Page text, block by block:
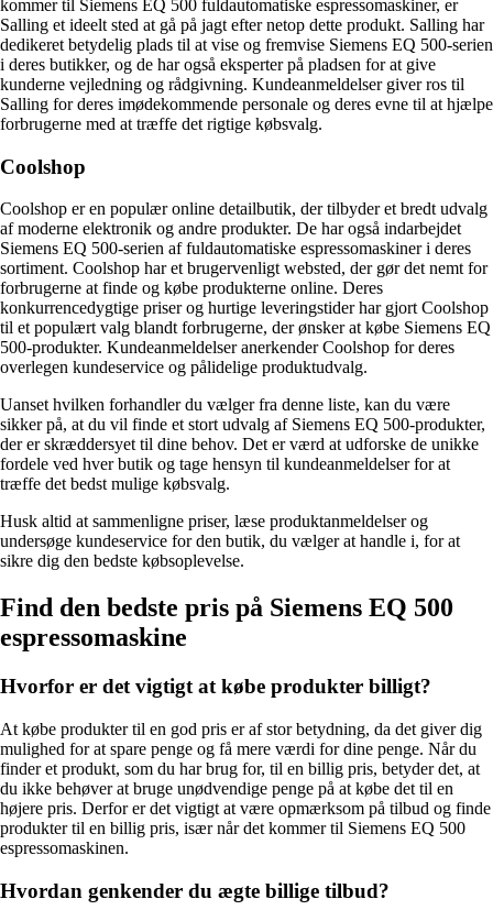
kommer til Siemens EQ 500 fuldautomatiske espressomaskiner, er
Salling et ideelt sted at gå på jagt efter netop dette produkt. Salling har
dedikeret betydelig plads til at vise og fremvise Siemens EQ 500-serien
i deres butikker, og de har også eksperter på pladsen for at give
kunderne vejledning og rådgivning. Kundeanmeldelser giver ros til
Salling for deres imødekommende personale og deres evne til at hjælpe
forbrugerne med at træffe det rigtige købsvalg.
Coolshop
Coolshop er en populær online detailbutik, der tilbyder et bredt udvalg
af moderne elektronik og andre produkter. De har også indarbejdet
Siemens EQ 500-serien af fuldautomatiske espressomaskiner i deres
sortiment. Coolshop har et brugervenligt websted, der gør det nemt for
forbrugerne at finde og købe produkterne online. Deres
konkurrencedygtige priser og hurtige leveringstider har gjort Coolshop
til et populært valg blandt forbrugerne, der ønsker at købe Siemens EQ
500-produkter. Kundeanmeldelser anerkender Coolshop for deres
overlegen kundeservice og pålidelige produktudvalg.
Uanset hvilken forhandler du vælger fra denne liste, kan du være
sikker på, at du vil finde et stort udvalg af Siemens EQ 500-produkter,
der er skræddersyet til dine behov. Det er værd at udforske de unikke
fordele ved hver butik og tage hensyn til kundeanmeldelser for at
træffe det bedst mulige købsvalg.
Husk altid at sammenligne priser, læse produktanmeldelser og
undersøge kundeservice for den butik, du vælger at handle i, for at
sikre dig den bedste købsoplevelse.
Find den bedste pris på Siemens EQ 500
espressomaskine
Hvorfor er det vigtigt at købe produkter billigt?
At købe produkter til en god pris er af stor betydning, da det giver dig
mulighed for at spare penge og få mere værdi for dine penge. Når du
finder et produkt, som du har brug for, til en billig pris, betyder det, at
du ikke behøver at bruge unødvendige penge på at købe det til en
højere pris. Derfor er det vigtigt at være opmærksom på tilbud og finde
produkter til en billig pris, især når det kommer til Siemens EQ 500
espressomaskinen.
Hvordan genkender du ægte billige tilbud?